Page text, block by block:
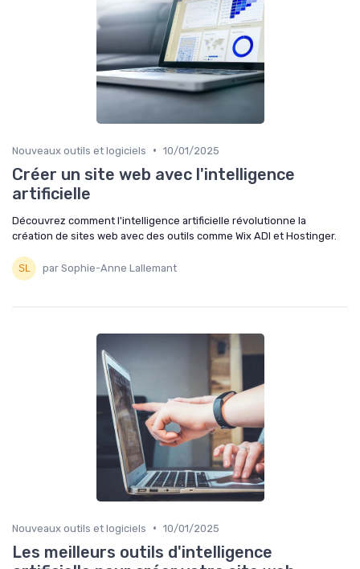
Nouveaux outils et logiciels • 10/01/2025
Créer un site web avec l'intelligence
artificielle
Découvrez comment l'intelligence artificielle révolutionne la
création de sites web avec des outils comme Wix ADI et Hostinger.
par Sophie-Anne Lallemant
Nouveaux outils et logiciels • 10/01/2025
Les meilleurs outils d'intelligence